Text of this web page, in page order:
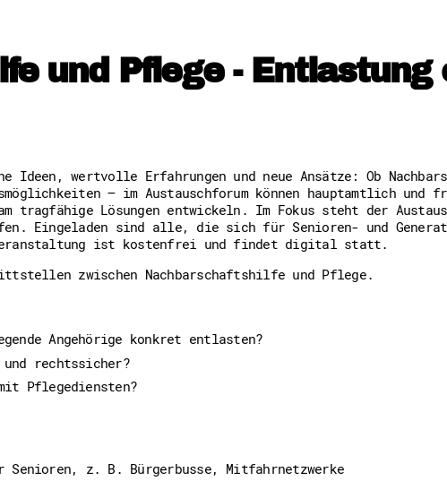
Datenschutz
Erklärung zur Barrierefreiheit
Barriere melden
und Pflege - Entlastung
Ideen, wertvolle Erfahrungen und neue Ansätze: Ob
– im Austauschforum können hauptamtlich
tragfähige Lösungen entwickeln. Im Fokus steht der
Eingeladen sind alle, die sich für Senioren- und
Veranstaltung ist kostenfrei und findet digital statt.
zwischen Nachbarschaftshilfe und Pflege.
Angehörige konkret entlasten?
rechtssicher?
Pflegediensten?
Senioren, z. B. Bürgerbusse, Mitfahrnetzwerke